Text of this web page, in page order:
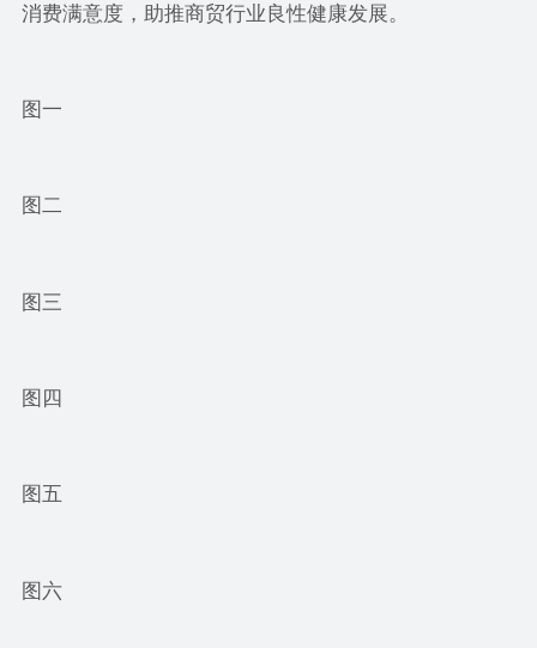
消费满意度，助推商贸行业良性健康发展。
图一
图二
图三
图四
图五
图六